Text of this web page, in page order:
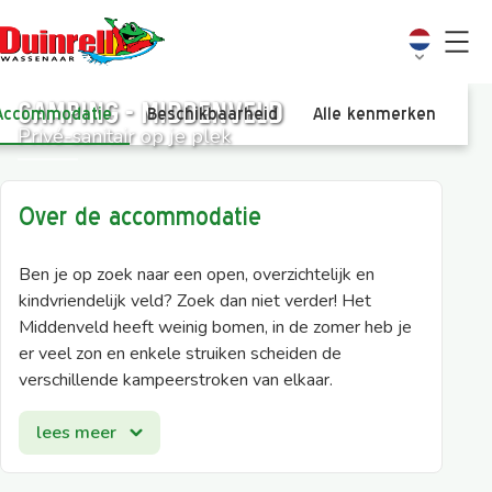
Camping - Middenveld
Privé-sanitair op je plek
Beschikbaarheid Alle kenmerken
Over de accommodatie
Ben je op zoek naar een open, overzichtelijk en
kindvriendelijk veld? Zoek dan niet verder! Het
Middenveld heeft weinig bomen, in de zomer heb je
er veel zon en enkele struiken scheiden de
verschillende kampeerstroken van elkaar.
Fijn aan het Middenveld is dat het ook dicht bij
Duinrell Plaza ligt, het bruisende hart van Duinrell.
Hier vind je ons La Place restaurant Duinrell Plaza,
lees meer